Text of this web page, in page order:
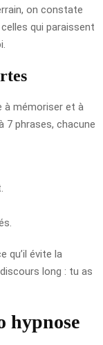
on constate
qui paraissent
à mémoriser et à
7 phrases, chacune
qu’il évite la
long : tu as
hypnose